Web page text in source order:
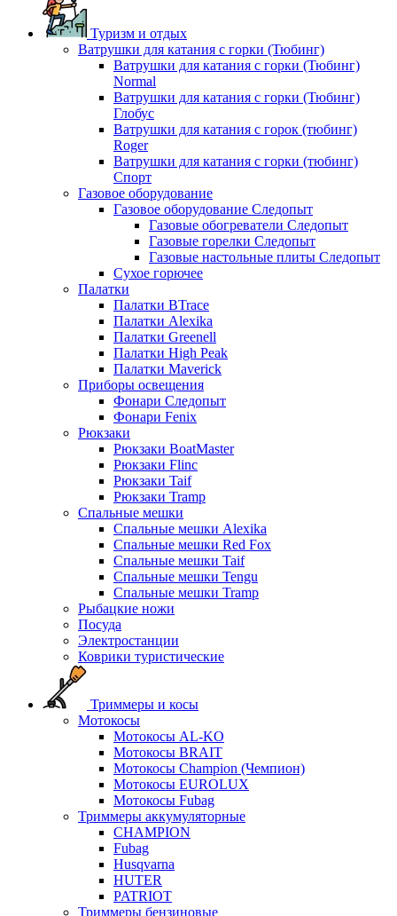
Туризм и отдых
Ватрушки для катания с горки (Тюбинг)
Ватрушки для катания с горки (Тюбинг)
Normal
Ватрушки для катания с горки (Тюбинг)
Глобус
Ватрушки для катания с горок (тюбинг)
Roger
Ватрушки для катания с горки (тюбинг)
Спорт
Газовое оборудование
Газовое оборудование Следопыт
Газовые обогреватели Следопыт
Газовые горелки Следопыт
Газовые настольные плиты Следопыт
Сухое горючее
Палатки
Палатки BTrace
Палатки Alexika
Палатки Greenell
Палатки High Peak
Палатки Maverick
Приборы освещения
Фонари Следопыт
Фонари Fenix
Рюкзаки
Рюкзаки BoatMaster
Рюкзаки Flinc
Рюкзаки Taif
Рюкзаки Tramp
Спальные мешки
Спальные мешки Alexika
Спальные мешки Red Fox
Спальные мешки Taif
Спальные мешки Tengu
Спальные мешки Tramp
Рыбацкие ножи
Посуда
Электростанции
Коврики туристические
Триммеры и косы
Мотокосы
Мотокосы AL-KO
Мотокосы BRAIT
Мотокосы Champion (Чемпион)
Мотокосы EUROLUX
Мотокосы Fubag
Триммеры аккумуляторные
CHAMPION
Fubag
Husqvarna
HUTER
PATRIOT
Триммеры бензиновые